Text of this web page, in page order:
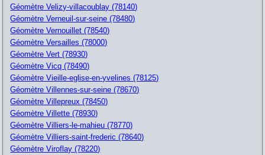
Géomètre Velizy-villacoublay (78140)
Géomètre Verneuil-sur-seine (78480)
Géomètre Vernouillet (78540)
Géomètre Versailles (78000)
Géomètre Vert (78930)
Géomètre Vicq (78490)
Géomètre Vieille-eglise-en-yvelines (78125)
Géomètre Villennes-sur-seine (78670)
Géomètre Villepreux (78450)
Géomètre Villette (78930)
Géomètre Villiers-le-mahieu (78770)
Géomètre Villiers-saint-frederic (78640)
Géomètre Viroflay (78220)